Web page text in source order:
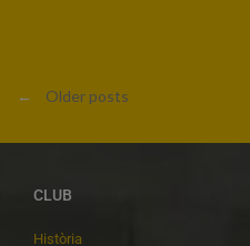
← Older posts
CLUB
Història